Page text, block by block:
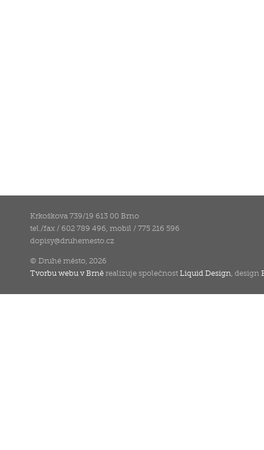
Krkoškova 739/19 613 00 Brno
tel./fax / 602 789 496, mobil / 775 216 596
dopisy@druhemesto.cz
© Druhé město, 2026
Tvorbu webu v Brně realizuje společnostLiquid Design , design